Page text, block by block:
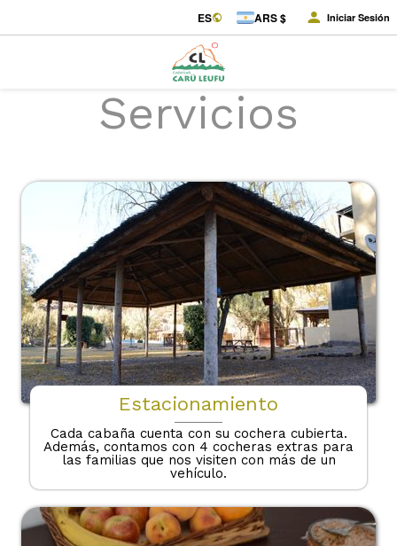
ES ARS $ Iniciar Sesión
Servicios
Estacionamiento
Cada cabaña cuenta con su cochera cubierta.
Además, contamos con 4 cocheras extras para
las familias que nos visiten con más de un
vehículo.